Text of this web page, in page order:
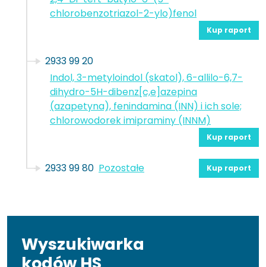
chlorobenzotriazol-2-ylo)fenol
Kup raport
2933 99 20
Indol, 3-metyloindol (skatol), 6-allilo-6,7-
dihydro-5H-dibenz[c,e]azepina
(azapetyna), fenindamina (INN) i ich sole;
chlorowodorek imipraminy (INNM)
Kup raport
2933 99 80 Pozostałe Kup raport
Wyszukiwarka